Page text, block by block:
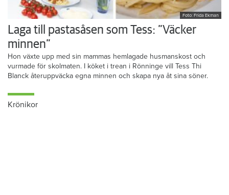
Foto: Frida Ekman
Laga till pastasåsen som Tess: ”Väcker
minnen”
Hon växte upp med sin mammas hemlagade husmanskost och
vurmade för skolmaten. I köket i trean i Rönninge vill Tess Thi
Blanck återuppväcka egna minnen och skapa nya åt sina söner.
Krönikor